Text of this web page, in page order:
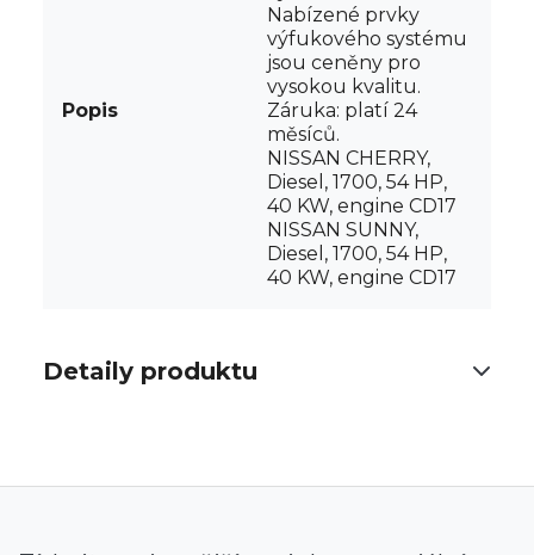
Popis
Nabízené prvky
výfukového systému
jsou ceněny pro
vysokou kvalitu.
Záruka: platí 24
měsíců.
NISSAN CHERRY,
Diesel, 1700, 54 HP,
40 KW, engine CD17
NISSAN SUNNY,
Diesel, 1700, 54 HP,
40 KW, engine CD17
Detaily produktu